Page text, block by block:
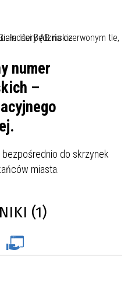
numer
–
do skrzynek
miasta.
(1)